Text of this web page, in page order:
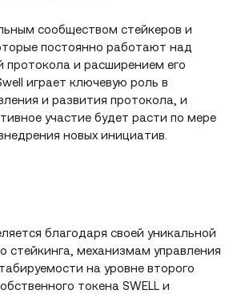
сообществом стейкеров и
постоянно работают над
протокола и расширением его
играет ключевую роль в
и развития протокола, и
участие будет расти по мере
новых инициатив.
благодаря своей уникальной
стейкинга, механизмам управления
на уровне второго
токена SWELL и